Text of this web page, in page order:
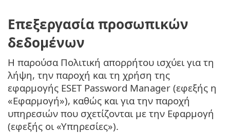
Επεξεργασία προσωπικών
δεδομένων
Η παρούσα Πολιτική απορρήτου ισχύει για τη
λήψη, την παροχή και τη χρήση της
εφαρμογής ESET Password Manager (εφεξής η
«Εφαρμογή»), καθώς και για την παροχή
υπηρεσιών που σχετίζονται με την Εφαρμογή
(εφεξής οι «Υπηρεσίες»).